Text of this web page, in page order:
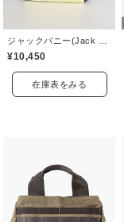
¥10,450
在庫表をみる